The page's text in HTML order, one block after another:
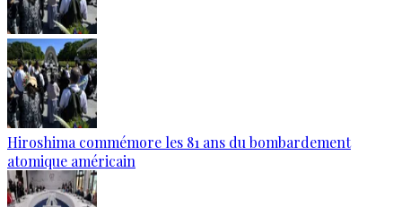
Hiroshima commémore les 81 ans du bombardement
atomique américain